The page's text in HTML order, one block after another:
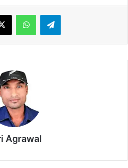
WhatsAppTelegram
Agrawal